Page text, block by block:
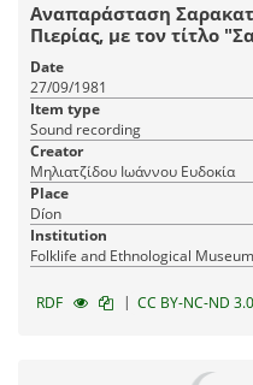
Αναπαράσταση
Πιερίας, με τον τίτλο
Date
27/09/1981
Item type
Sound recording
Creator
Μηλιατζίδου Ιωάννου Ευδοκία
Place
Díon
Institution
Fοlklife and Ethnological
RDF | CC BY-NC-ND